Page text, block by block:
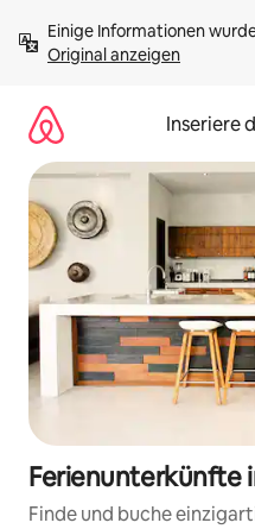
Inhalten
springenOriginal anzeigen
Inseriere
Ferienunterkünfte
Finde und buche